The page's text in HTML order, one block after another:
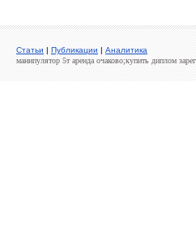
Cтатьи | Публикации | Аналитика
манипулятор 5т аренда очаково;купить диплом